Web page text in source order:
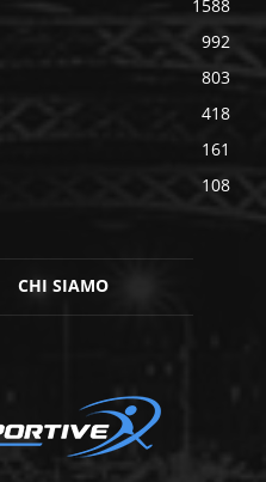
1588
992
803
418
161
108
CHI SIAMO